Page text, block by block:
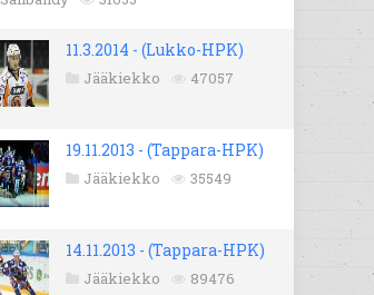
11.3.2014 - (Lukko-HPK)
Jääkiekko 47057
19.11.2013 - (Tappara-HPK)
Jääkiekko 35549
14.11.2013 - (Tappara-HPK)
Jääkiekko 89476